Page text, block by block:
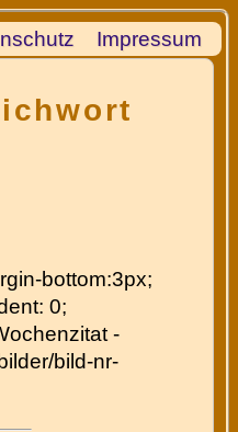
Impressum
bottom:3px;
0;
-
bild-nr-